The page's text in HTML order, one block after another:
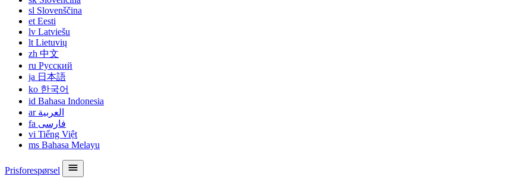
sl Slovenščina
et Eesti
lv Latviešu
lt Lietuvių
zh 中文
ru Русский
ja 日本語
ko 한국어
id Bahasa Indonesia
ar العربية
fa فارسی
vi Tiếng Việt
ms Bahasa Melayu
Prisforespørsel